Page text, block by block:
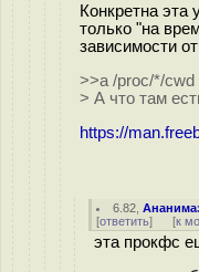
Конкретна эта
только "на
зависимости
>>а /proc/*/cwd
> А что там
https://
6.82 ,
[ответить] [к
эта прокфс